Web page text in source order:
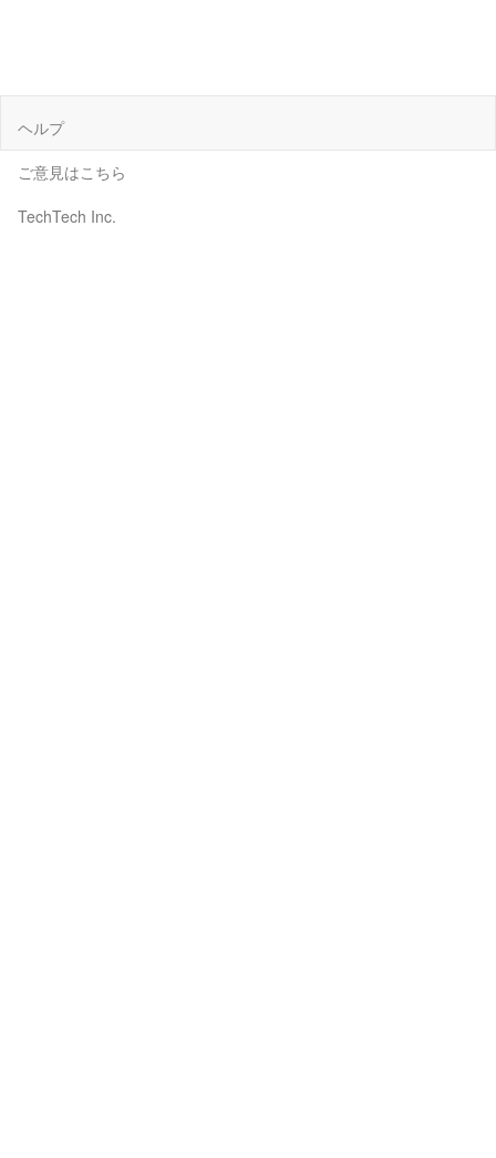
ヘルプ
ご意見はこちら
TechTech Inc.